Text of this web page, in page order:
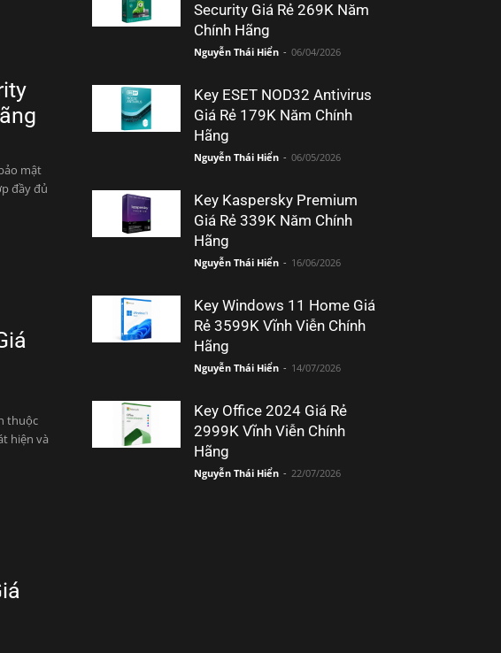
mật
đầy đủ
thuộc
hiện và
Security Giá Rẻ 269K Năm
Chính Hãng
Nguyễn Thái Hiển - 06/04/2026
Key ESET NOD32 Antivirus
Giá Rẻ 179K Năm Chính
Hãng
Nguyễn Thái Hiển - 06/05/2026
Key Kaspersky Premium
Giá Rẻ 339K Năm Chính
Hãng
Nguyễn Thái Hiển - 16/06/2026
Key Windows 11 Home Giá
Rẻ 3599K Vĩnh Viễn Chính
Hãng
Nguyễn Thái Hiển - 14/07/2026
Key Office 2024 Giá Rẻ
2999K Vĩnh Viễn Chính
Hãng
Nguyễn Thái Hiển - 22/07/2026